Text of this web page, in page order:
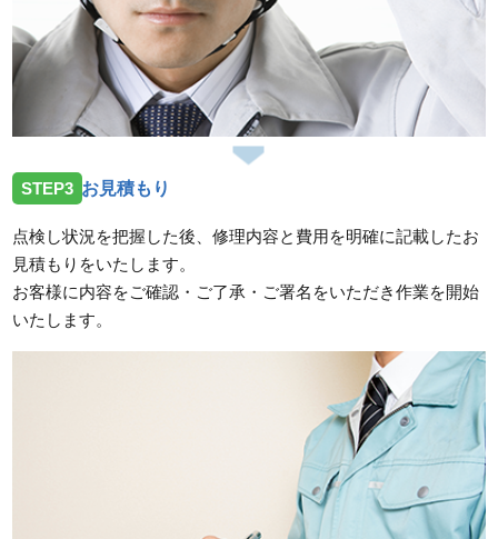
STEP3 お見積もり
点検し状況を把握した後、修理内容と費用を明確に記載したお
見積もりをいたします。
お客様に内容をご確認・ご了承・ご署名をいただき作業を開始
いたします。